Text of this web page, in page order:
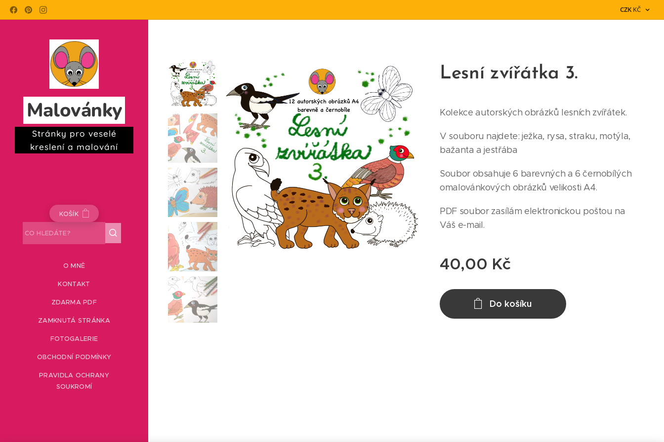
CZK KČ
Malovánky
Stránky pro veselé
kreslení a malování
KOŠÍK
O MNĚ
KONTAKT
ZDARMA PDF
ZAMKNUTÁ STRÁNKA
FOTOGALERIE
OBCHODNÍ PODMÍNKY
PRAVIDLA OCHRANY
SOUKROMÍ
Lesní zvířátka 3.
Kolekce autorských obrázků lesních zvířátek.
V souboru najdete: ježka, rysa, straku, motýla,
bažanta a jestřába
Soubor obsahuje 6 barevných a 6 černobílých
omalovánkových obrázků velikosti A4.
PDF soubor zasílám elektronickou poštou na
Váš e-mail.
40,00 Kč
Do košíku